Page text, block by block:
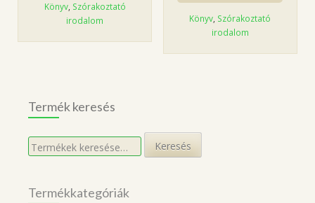
Könyv, Szórakoztató
irodalom
Könyv, Szórakoztató
irodalom
Termék keresés
Keresés
a
Keresés
Termékkategóriák